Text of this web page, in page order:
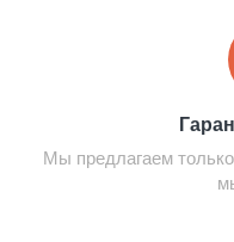
Мы предлагаем